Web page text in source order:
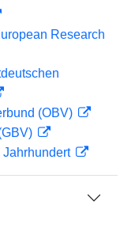
Research
(OBV)
Jahrhundert